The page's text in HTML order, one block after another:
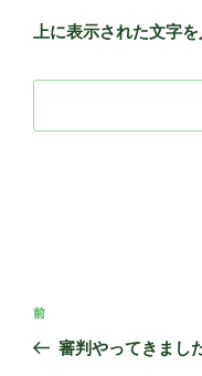
上に表示された文字
投
ナ
前
の
前
審判やってきました